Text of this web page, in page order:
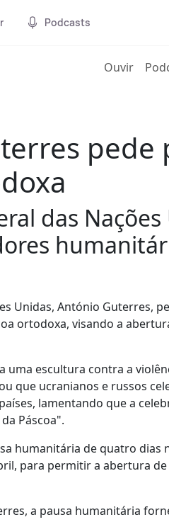
Podcasts
Ouvir
das
Unidas, António Guterres,
ortodoxa, visando a
uma escultura contra a
que ucranianos e russos
lamentando que a
Páscoa".
humanitária de quatro dias
para permitir a abertura
a pausa humanitária